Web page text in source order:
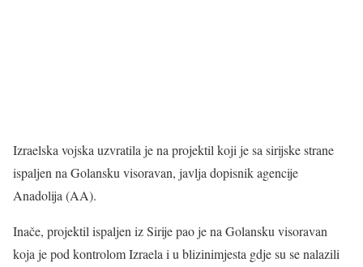
Izraelska vojska uzvratila je na projektil koji je sa sirijske strane
ispaljen na Golansku visoravan, javlja dopisnik agencije
Anadolija (AA).
Inače, projektil ispaljen iz Sirije pao je na Golansku visoravan
koja je pod kontrolom Izraela i u blizinimjesta gdje su se nalazili